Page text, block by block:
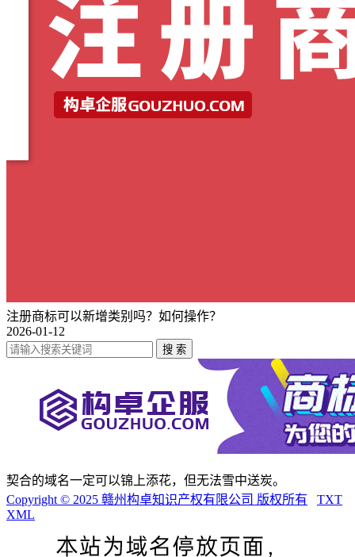
注册商标可以新增类别吗？如何操作？
2026-01-12
契合的域名一定可以锦上添花，但无法雪中送炭。
Copyright © 2025 赣州构卓知识产权有限公司 版权所有
TXT
XML